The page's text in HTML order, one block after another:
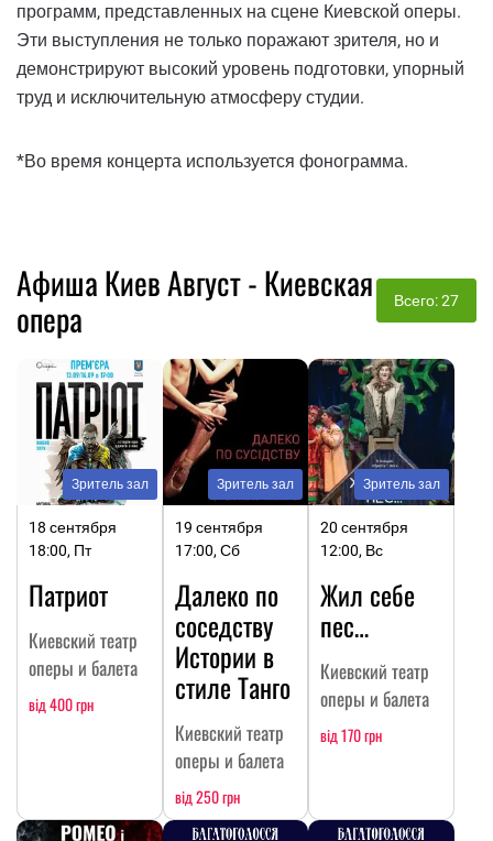
программ, представленных на сцене Киевской оперы.
Эти выступления не только поражают зрителя, но и
демонстрируют высокий уровень подготовки, упорный
труд и исключительную атмосферу студии.
*Во время концерта используется фонограмма.
Афиша Киев Август - Киевская
опера
Всего: 27
Зритель зал
18 сентября
18:00, Пт
Патриот
Киевский театр
оперы и балета
від 400 грн
Зритель зал
19 сентября
17:00, Сб
Далеко по
соседству
Истории в
стиле Танго
Киевский театр
оперы и балета
від 250 грн
Зритель зал
20 сентября
12:00, Вс
Жил себе
пес…
Киевский театр
оперы и балета
від 170 грн